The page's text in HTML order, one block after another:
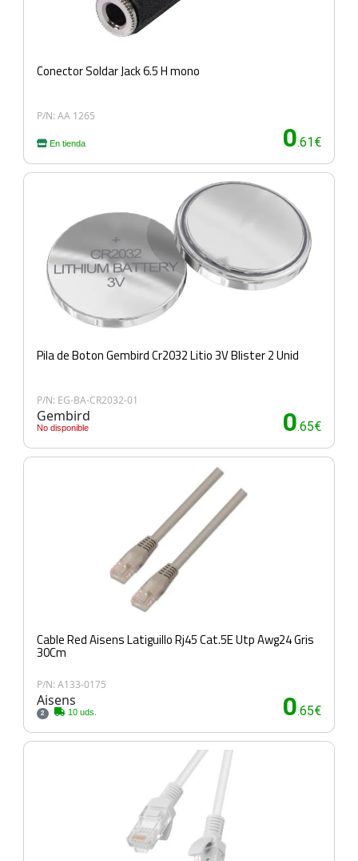
Conector Soldar Jack 6.5 H mono
P/N: AA 1265
En tienda 0.61€
Pila de Boton Gembird Cr2032 Litio 3V Blister 2 Unid
P/N: EG-BA-CR2032-01
Gembird
No disponible 0.65€
Cable Red Aisens Latiguillo Rj45 Cat.5E Utp Awg24 Gris
30Cm
P/N: A133-0175
Aisens
2 10 uds. 0.65€